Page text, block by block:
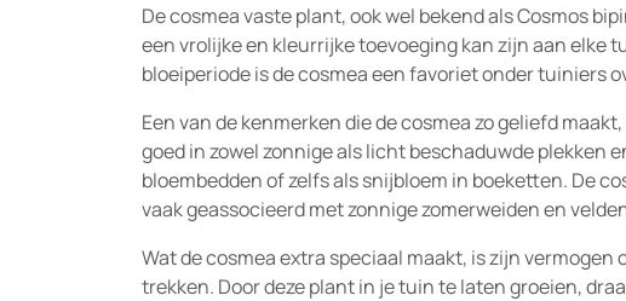
De cosmea vaste plant, ook wel bekend als Cosmos
een vrolijke en kleurrijke toevoeging kan zijn aan elke
bloeiperiode is de cosmea een favoriet onder tuiniers
Een van de kenmerken die de cosmea zo geliefd
goed in zowel zonnige als licht beschaduwde plekken
bloembedden of zelfs als snijbloem in boeketten. De
vaak geassocieerd met zonnige zomerweiden en
Wat de cosmea extra speciaal maakt, is zijn
trekken. Door deze plant in je tuin te laten groeien,